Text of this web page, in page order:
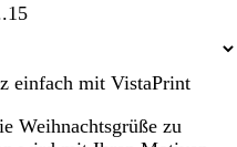
Seite
15
einfach mit VistaPrint
Weihnachtsgrüße zu